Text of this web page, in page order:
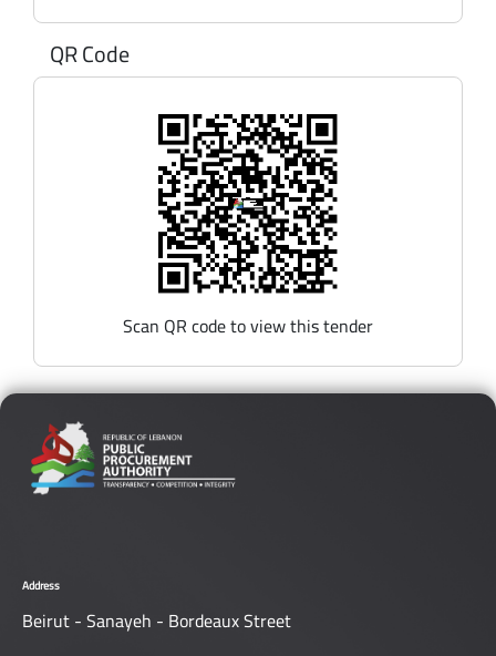
QR Code
Scan QR code to view this tender
Address
Beirut - Sanayeh - Bordeaux Street